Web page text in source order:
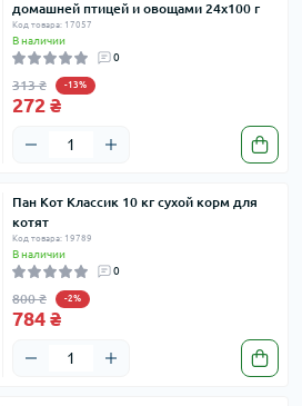
домашней птицей и овощами 24х100 г
Код товара: 17057
В наличии
0
313 ₴ -13%
272 ₴
Пан Кот Классик 10 кг сухой корм для
котят
Код товара: 19789
В наличии
0
800 ₴ -2%
784 ₴